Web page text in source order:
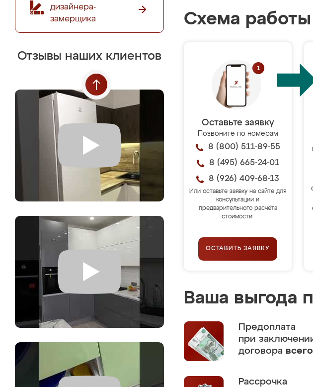
дизайнера-
замерщика
Отзывы наших клиентов
Схема работы
Оставьте заявку
Позвоните по номерам
8 (800) 511-89-55
8 (495) 665-24-01
8 (926) 409-68-13
Или оставьте заявку на сайте для
консультации и
предварительного расчёта
стоимости.
ОСТАВИТЬ ЗАЯВКУ
Ваша выгода
Предоплата
при
договора
Рассрочка